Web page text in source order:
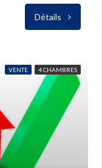
Détails
VENTE 4 CHAMBRES